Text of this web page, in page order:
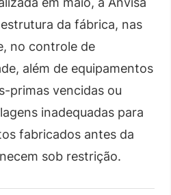
da fábrica, nas
no controle de
além de equipamentos
primas vencidas ou
inadequadas para
fabricados antes da
sob restrição.